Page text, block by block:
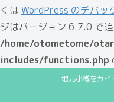
くは WordPress のデバッ
ジはバージョン 6.7.0 で
/home/otometome/
includes/functions.php
地元小樽をガイ